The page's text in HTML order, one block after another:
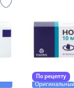
По рецепту